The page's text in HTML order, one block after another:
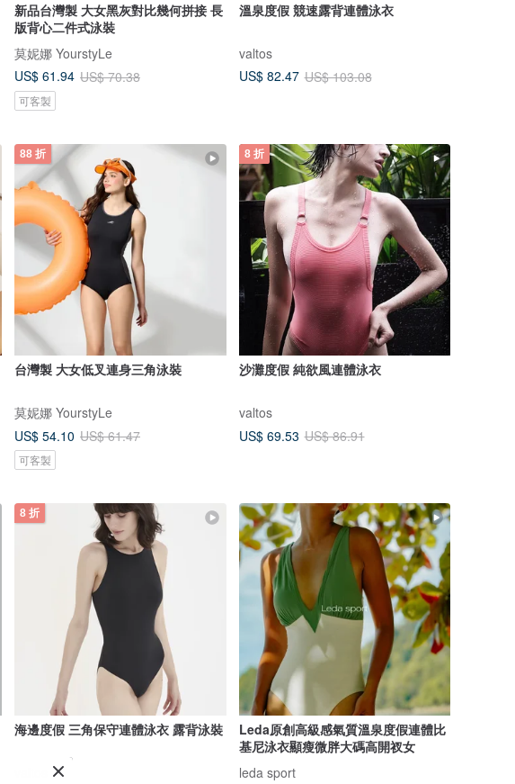
新品台灣製 大女黑灰對比幾何拼接 長
版背心二件式泳裝
莫妮娜 YourstyLe
US$ 61.94 US$ 70.38
可客製
溫泉度假 競速露背連體泳衣
valtos
US$ 82.47 US$ 103.08
88 折
台灣製 大女低叉連身三角泳裝
莫妮娜 YourstyLe
US$ 54.10 US$ 61.47
可客製
8 折
沙灘度假 純欲風連體泳衣
valtos
US$ 69.53 US$ 86.91
8 折
海邊度假 三角保守連體泳衣 露背泳裝
Leda原創高級感氣質溫泉度假連體比
基尼泳衣顯瘦微胖大碼高開衩女
leda sport